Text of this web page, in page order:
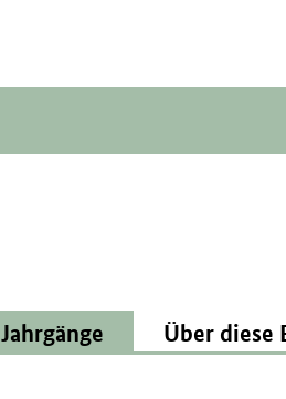
Jahrgänge Über diese